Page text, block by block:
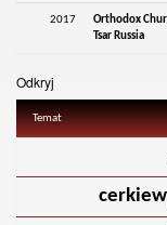
2017
Orthodox
Tsar Russia
Odkryj
Temat